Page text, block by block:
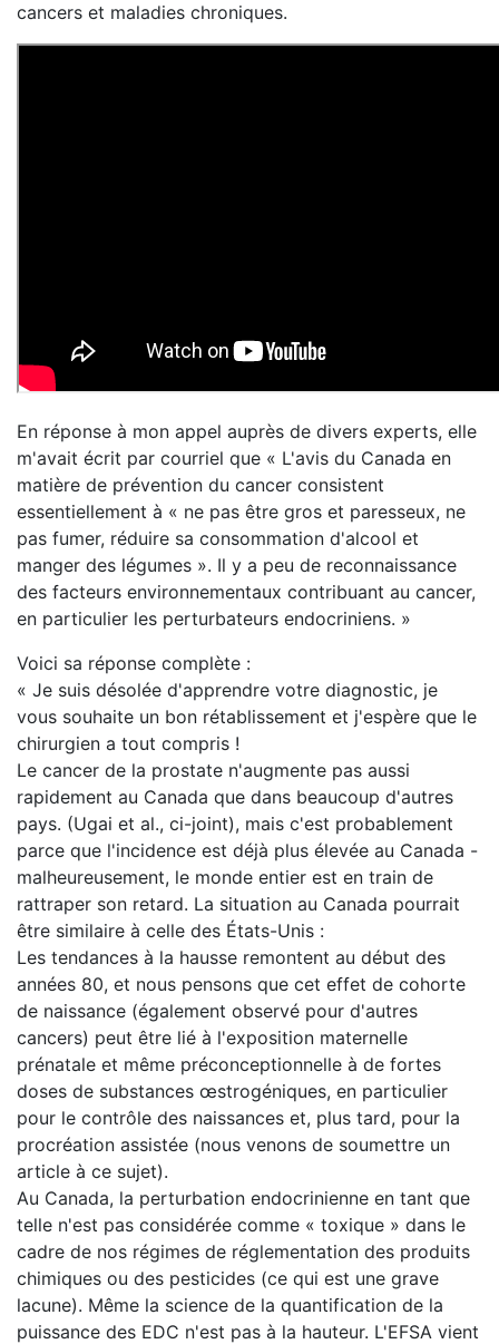
cancers et maladies chroniques.
En réponse à mon appel auprès de divers experts, elle
m'avait écrit par courriel que « L'avis du Canada en
matière de prévention du cancer consistent
essentiellement à « ne pas être gros et paresseux, ne
pas fumer, réduire sa consommation d'alcool et
manger des légumes ». Il y a peu de reconnaissance
des facteurs environnementaux contribuant au cancer,
en particulier les perturbateurs endocriniens. »
Voici sa réponse complète :
« Je suis désolée d'apprendre votre diagnostic, je
vous souhaite un bon rétablissement et j'espère que le
chirurgien a tout compris !
Le cancer de la prostate n'augmente pas aussi
rapidement au Canada que dans beaucoup d'autres
pays. (Ugai et al., ci-joint), mais c'est probablement
parce que l'incidence est déjà plus élevée au Canada -
malheureusement, le monde entier est en train de
rattraper son retard. La situation au Canada pourrait
être similaire à celle des États-Unis :
Les tendances à la hausse remontent au début des
années 80, et nous pensons que cet effet de cohorte
de naissance (également observé pour d'autres
cancers) peut être lié à l'exposition maternelle
prénatale et même préconceptionnelle à de fortes
doses de substances œstrogéniques, en particulier
pour le contrôle des naissances et, plus tard, pour la
procréation assistée (nous venons de soumettre un
article à ce sujet).
Au Canada, la perturbation endocrinienne en tant que
telle n'est pas considérée comme « toxique » dans le
cadre de nos régimes de réglementation des produits
chimiques ou des pesticides (ce qui est une grave
lacune). Même la science de la quantification de la
puissance des EDC n'est pas à la hauteur. L'EFSA vient